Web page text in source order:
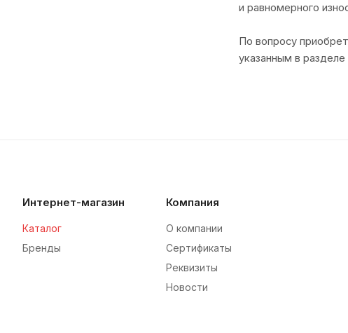
и равномерного
По вопросу
указанным в
Интернет-магазин
Каталог
Бренды
Компания
О компании
Сертификаты
Реквизиты
Новости